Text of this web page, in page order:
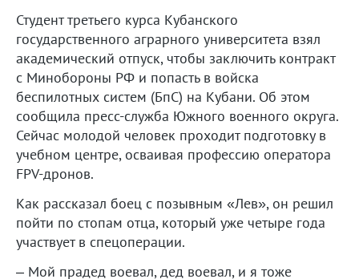
Студент третьего курса Кубанского
государственного аграрного университета взял
академический отпуск, чтобы заключить контракт
с Минобороны РФ и попасть в войска
беспилотных систем (БпС) на Кубани. Об этом
сообщила пресс-служба Южного военного округа.
Сейчас молодой человек проходит подготовку в
учебном центре, осваивая профессию оператора
FPV-дронов.
Как рассказал боец с позывным «Лев», он решил
пойти по стопам отца, который уже четыре года
участвует в спецоперации.
– Мой прадед воевал, дед воевал, и я тоже